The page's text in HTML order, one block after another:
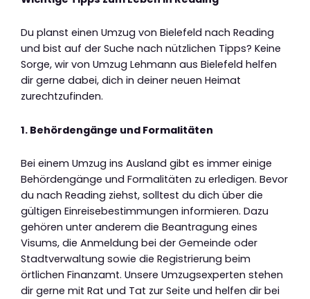
Du planst einen Umzug von Bielefeld nach Reading
und bist auf der Suche nach nützlichen Tipps? Keine
Sorge, wir von Umzug Lehmann aus Bielefeld helfen
dir gerne dabei, dich in deiner neuen Heimat
zurechtzufinden.
1. Behördengänge und Formalitäten
Bei einem Umzug ins Ausland gibt es immer einige
Behördengänge und Formalitäten zu erledigen. Bevor
du nach Reading ziehst, solltest du dich über die
gültigen Einreisebestimmungen informieren. Dazu
gehören unter anderem die Beantragung eines
Visums, die Anmeldung bei der Gemeinde oder
Stadtverwaltung sowie die Registrierung beim
örtlichen Finanzamt. Unsere Umzugsexperten stehen
dir gerne mit Rat und Tat zur Seite und helfen dir bei